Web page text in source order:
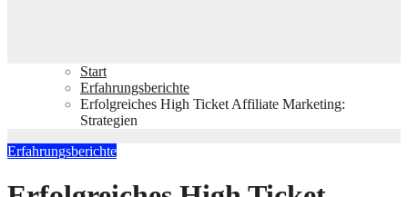
Start
Erfahrungsberichte
Erfolgreiches High Ticket Affiliate Marketing:
Strategien
Erfahrungsberichte